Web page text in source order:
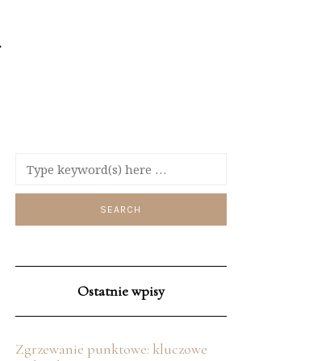
Ostatnie wpisy
Zgrzewanie punktowe: kluczowe